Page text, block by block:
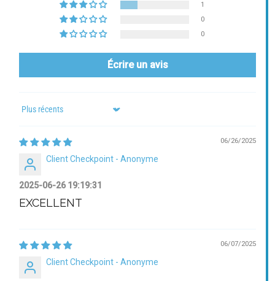
1
0
0
Écrire un avis
Sort by
06/26/2025
Client Checkpoint - Anonyme
2025-06-26 19:19:31
EXCELLENT
06/07/2025
Client Checkpoint - Anonyme